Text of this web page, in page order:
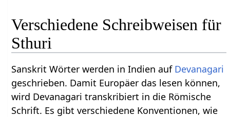
Verschiedene Schreibweisen für
Sthuri
Sanskrit Wörter werden in Indien auf Devanagari
geschrieben. Damit Europäer das lesen können,
wird Devanagari transkribiert in die Römische
Schrift. Es gibt verschiedene Konventionen, wie